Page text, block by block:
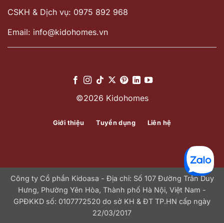
CSKH & Dịch vụ: 0975 892 968
Email: info@kidohomes.vn
©2026 Kidohomes
Giới thiệu Tuyển dụng Liên hệ
Công ty Cổ phần Kidoasa - Địa chỉ: Số 107 Đường Trần Duy
Hưng, Phường Yên Hòa, Thành phố Hà Nội, Việt Nam -
GPĐKKD số: 0107772520 do sở KH & ĐT TP.HN cấp ngày
22/03/2017